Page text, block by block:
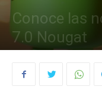
Conoce las
7.0 Nougat